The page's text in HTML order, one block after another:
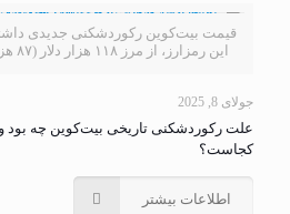
قیمت بیت‌کوین رکوردشکنی جدیدی داشته
این رمزارز، از مرز ۱۱۸ هزار دلار (۸۷ هزار پوند) عبور کرده است.
جولای 8, 2025
علت رکوردشکنی تاریخی بیت‌کوین چه
کجاست؟
اطلاعات بیشتر